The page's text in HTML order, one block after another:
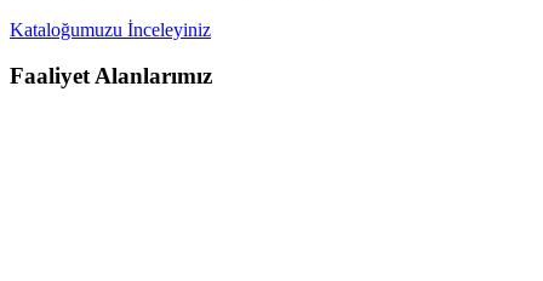
Kataloğumuzu İnceleyiniz
Faaliyet Alanlarımız